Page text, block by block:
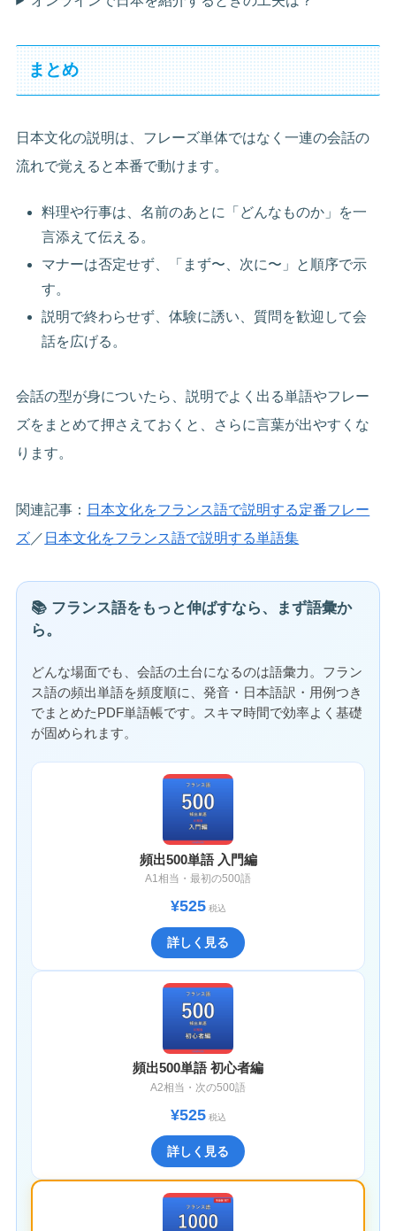
まとめ
日本文化の説明は、フレーズ単体ではなく一連の会話の
流れで覚えると本番で動けます。
料理や行事は、名前のあとに「どんなものか」を一
言添えて伝える。
マナーは否定せず、「まず〜、次に〜」と順序で示
す。
説明で終わらせず、体験に誘い、質問を歓迎して会
話を広げる。
会話の型が身についたら、説明でよく出る単語やフレー
ズをまとめて押さえておくと、さらに言葉が出やすくな
ります。
関連記事： 日本文化をフランス語で説明する定番フレー
ズ／ 日本文化をフランス語で説明する単語集
📚 フランス語をもっと伸ばすなら、まず語彙か
ら。
どんな場面でも、会話の土台になるのは語彙力。フラン
ス語の頻出単語を頻度順に、発音・日本語訳・用例つき
でまとめたPDF単語帳です。スキマ時間で効率よく基礎
が固められます。
頻出500単語 入門編
A1相当・最初の500語
¥525税込
詳しく見る
頻出500単語 初心者編
A2相当・次の500語
¥525税込
詳しく見る